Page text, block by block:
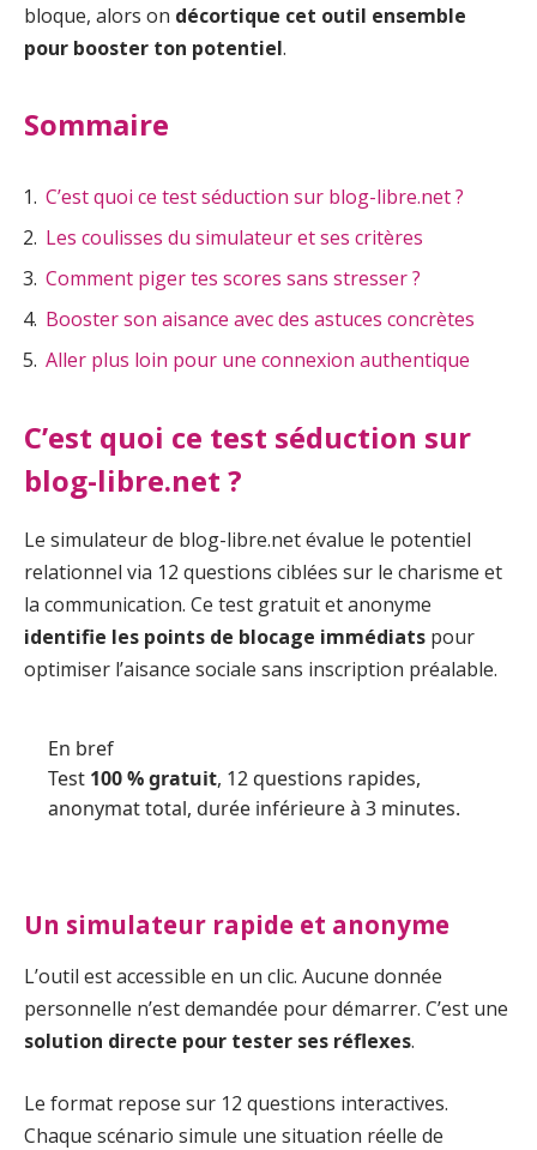
bloque, alors on décortique cet outil ensemble
pour booster ton potentiel.
Sommaire
C’est quoi ce test séduction sur blog-libre.net ?
Les coulisses du simulateur et ses critères
Comment piger tes scores sans stresser ?
Booster son aisance avec des astuces concrètes
Aller plus loin pour une connexion authentique
C’est quoi ce test séduction sur
blog-libre.net ?
Le simulateur de blog-libre.net évalue le potentiel
relationnel via 12 questions ciblées sur le charisme et
la communication. Ce test gratuit et anonyme
identifie les points de blocage immédiats pour
optimiser l’aisance sociale sans inscription préalable.
En bref
Test 100 % gratuit, 12 questions rapides,
anonymat total, durée inférieure à 3 minutes.
Un simulateur rapide et anonyme
L’outil est accessible en un clic. Aucune donnée
personnelle n’est demandée pour démarrer. C’est une
solution directe pour tester ses réflexes.
Le format repose sur 12 questions interactives.
Chaque scénario simule une situation réelle de